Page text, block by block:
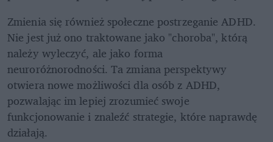
Zmienia się również społeczne postrzeganie ADHD.
Nie jest już ono traktowane jako "choroba", którą
należy wyleczyć, ale jako forma
neuroróżnorodności. Ta zmiana perspektywy
otwiera nowe możliwości dla osób z ADHD,
pozwalając im lepiej zrozumieć swoje
funkcjonowanie i znaleźć strategie, które naprawdę
działają.